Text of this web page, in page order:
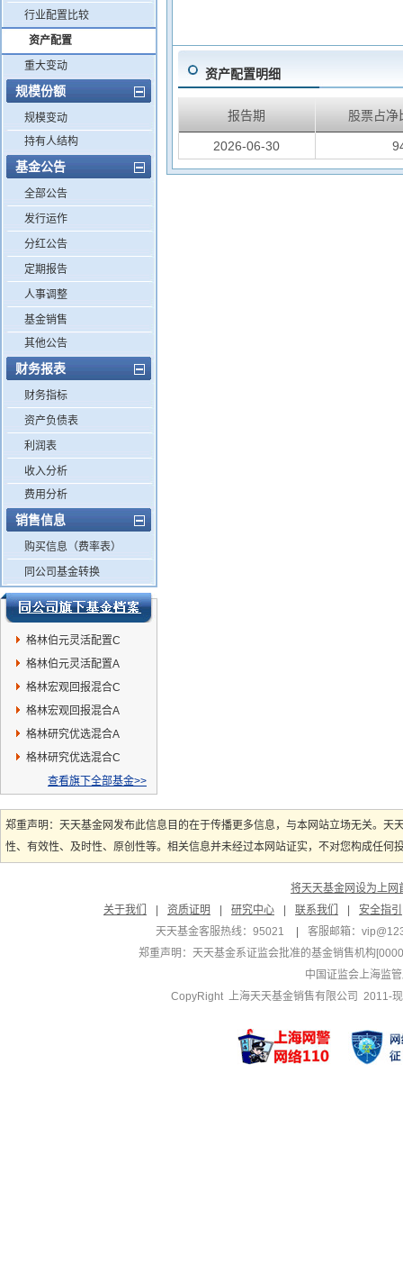
行业配置比较
资产配置
重大变动
规模份额
规模变动
持有人结构
基金公告
全部公告
发行运作
分红公告
定期报告
人事调整
基金销售
其他公告
财务报表
财务指标
资产负债表
利润表
收入分析
费用分析
销售信息
购买信息（费率表）
同公司基金转换
格林伯元灵活配置C
格林伯元灵活配置A
格林宏观回报混合C
格林宏观回报混合A
格林研究优选混合A
格林研究优选混合C
查看旗下全部基金>>
资产配置明细
报告期 股票占净
2026-06-30
郑重声明：天天基金网发布此信息目的在于传播更多信息，与本网站立场无关。
性、有效性、及时性、原创性等。相关信息并未经过本网站证实，不对您构成任
将天天基金网设为上网
关于我们
资质证明 研究中心 联系我们
安全指引
天天基金客服热线：95021
客服邮箱：
郑重声明： 天天基金系证监会批准的基金销售机构
中国证监会上海监
CopyRight 上海天天基金销售有限公司 2011-